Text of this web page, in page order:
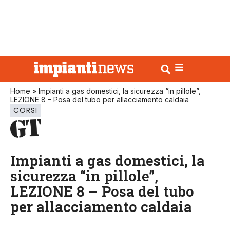
Home » Impianti a gas domestici, la sicurezza “in pillole”,
LEZIONE 8 – Posa del tubo per allacciamento caldaia
CORSI
Impianti a gas domestici, la
sicurezza “in pillole”,
LEZIONE 8 – Posa del tubo
per allacciamento caldaia